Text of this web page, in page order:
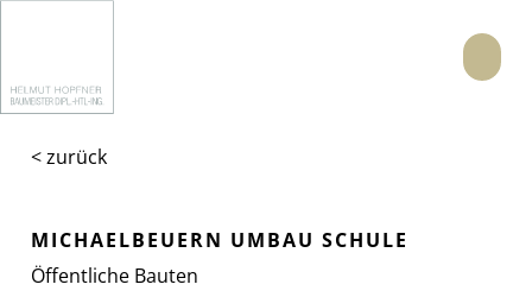
Menü
< zurück
MICHAELBEUERN UMBAU SCHULE
Öffentliche Bauten